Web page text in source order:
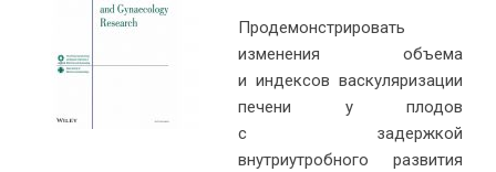
Продемонстрировать
изменения объема
и индексов васкуляризации
печени у плодов
с задержкой
внутриутробного развития